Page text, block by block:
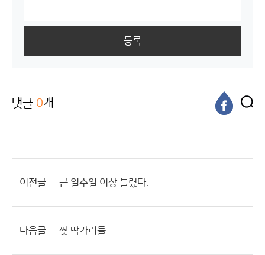
등록
댓글 0개
이전글 근 일주일 이상 틀렸다.
다음글 찢 딱가리들